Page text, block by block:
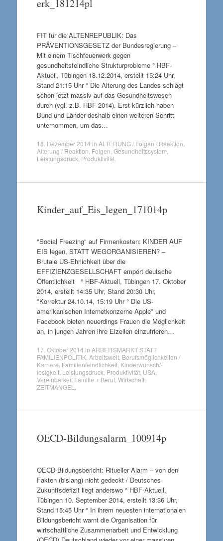
erk_181214pl
FIT für die ALTENREPUBLIK: Das
PRÄVENTIONSGESETZ der Bundesregierung –
Mit einem Tischfeuerwerk gegen
gesundheitsfeindliche Strukturprobleme ° HBF-
Aktuell, Tübingen 18.12.2014, erstellt 15:24 Uhr,
Stand 21:15 Uhr ° Die Alterung des Landes schlägt
schon jetzt massiv auf das Gesundheitswesen
durch (vgl. z.B. HBF 2014). Erst kürzlich haben
Bund und Länder deshalb einen weiteren Schritt
unternommen, um das…
18. Dezember 2014 in ALTERUNG / Folgen / Reaktion
Alterung / Reaktion Folgen Gesundheitssystem
Leistungsdruck Produktivität.
Kinder_auf_Eis_legen_171014p
"Social Freezing" auf Firmenkosten: KINDER AUF
EIS legen, STATT WEGORGANISIEREN? –
Brutale US-Ehrlichkeit über die
EFFIZIENZGESELLSCHAFT empört deutsche
Öffentlichkeit ° HBF-Aktuell, Tübingen 17. Oktober
2014, erstellt 14:35 Uhr, Stand 20:30 Uhr,
*Korrektur 24.10.14, 15:19 Uhr ° Die US-
amerikanischen Internetkonzerne Apple* und
Facebook bieten neuerdings Frauen die Möglichkeit
an, in jungen Jahren ihre Eizellen einzufrieren…
17. Oktober 2014 in ARBEITSMARKT STATT
FAMILIENPOLITIK, Arbeitswelt, Berufsmöglichkeiten /
Karriere Familienfeindlichkeit, Kinderwunsch/-
losigkeit, Leistungsdruck Produktivität, USA,
Vereinbarkeit Familie + Beruf, Wirtschaft,
ZEITMANGEL
OECD-Bildungsalarm_100914p
OECD-Bildungsbericht: Ritueller Alarm – von den
Fakten (bislang) nicht gedeckt / Deutsches
Zukunftsdefizit liegt anderswo ° HBF-Aktuell,
Tübingen 10. September 2014, erstellt 13:36 Uhr,
Stand 15:45 Uhr ° In ihrem neuesten internationalen
Bildungsbericht warnt die Organisation für
wirtschaftliche Zusammenarbeit und Entwicklung